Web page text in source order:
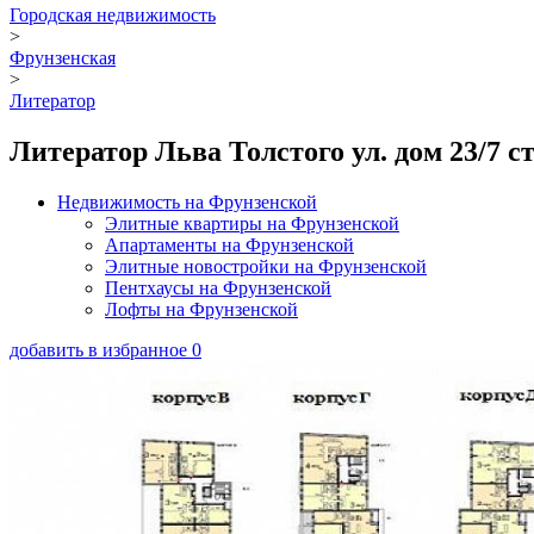
Городская недвижимость
>
Фрунзенская
>
Литератор
Литератор Льва Толстого ул. дом 23/7
Недвижимость на Фрунзенской
Элитные квартиры на Фрунзенской
Апартаменты на Фрунзенской
Элитные новостройки на Фрунзенской
Пентхаусы на Фрунзенской
Лофты на Фрунзенской
добавить в избранное 0